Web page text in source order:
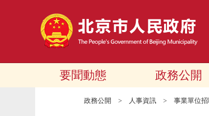
要聞動態 政務公開
政務公開 > 人事資訊 > 事業單位